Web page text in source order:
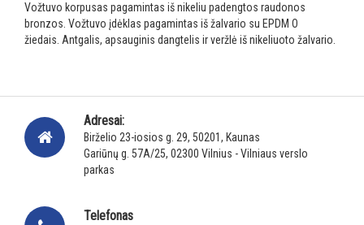
Vožtuvo korpusas pagamintas iš nikeliu padengtos raudonos
bronzos. Vožtuvo įdėklas pagamintas iš žalvario su EPDM O
žiedais. Antgalis, apsauginis dangtelis ir veržlė iš nikeliuoto žalvario.
Adresai:
Birželio 23-iosios g. 29, 50201, Kaunas
Gariūnų g. 57A/25, 02300 Vilnius - Vilniaus verslo
parkas
Telefonas